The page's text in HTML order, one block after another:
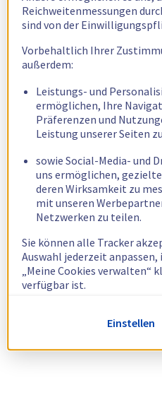
Reichweitenmessungen
sind von der
Vorbehaltlich Ihrer
außerdem:
Leistungs- und
ermöglichen, Ihre
Präferenzen und
Leistung unserer Seiten
sowie Social-Media- und
uns ermöglichen,
deren Wirksamkeit zu
mit unseren
Netzwerken zu teilen.
Sie können alle Tracker
Auswahl jederzeit anpassen,
„Meine Cookies verwalten“
verfügbar ist.
Weitere Informationen
zur Verwendung von Cookies.
Einstellen